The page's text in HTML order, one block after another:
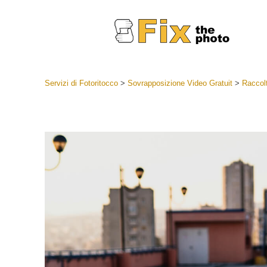
Deal
Servizi di Fotoritocco> Sovrapposizione Video Gratuit>